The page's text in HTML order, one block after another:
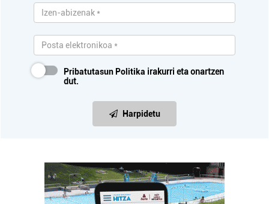
Pribatutasun Politika irakurri eta onartzen
dut.
Harpidetu